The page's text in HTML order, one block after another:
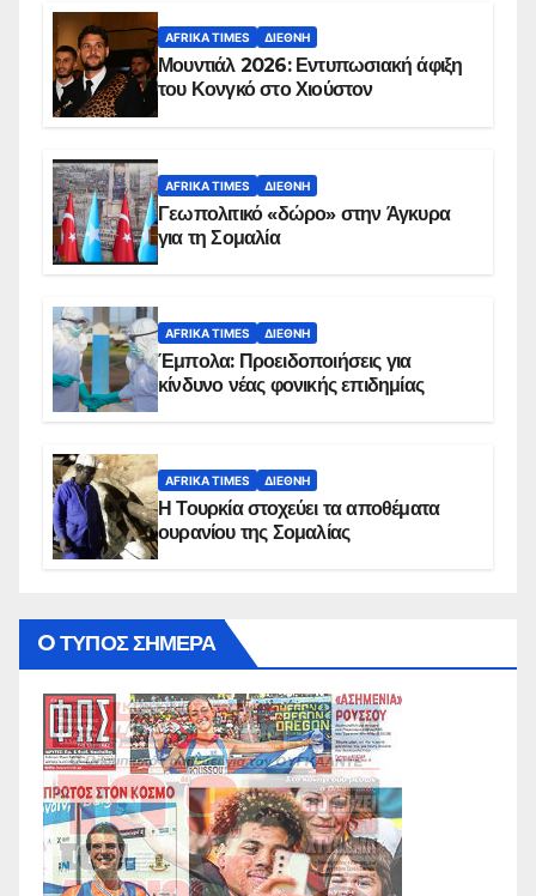
AFRIKA TIMES ΔΙΕΘΝΉ
Μουντιάλ 2026: Εντυπωσιακή άφιξη
του Κονγκό στο Χιούστον
AFRIKA TIMES ΔΙΕΘΝΉ
Γεωπολιτικό «δώρο» στην Άγκυρα
για τη Σομαλία
AFRIKA TIMES ΔΙΕΘΝΉ
Έμπολα: Προειδοποιήσεις για
κίνδυνο νέας φονικής επιδημίας
AFRIKA TIMES ΔΙΕΘΝΉ
Η Τουρκία στοχεύει τα αποθέματα
ουρανίου της Σομαλίας
O ΤΥΠΟΣ ΣΗΜΕΡΑ